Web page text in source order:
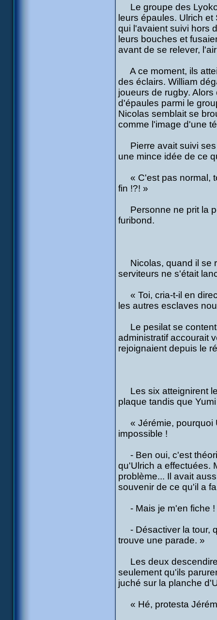
Le groupe des
leurs épaules. Ulrich
qui l'avaient suivi hors
leurs bouches et
avant de se relever,
A ce moment, ils
des éclairs. William
joueurs de rugby.
d'épaules parmi le
Nicolas semblait se
comme l'image d'une
Pierre avait suivi ses
une mince idée de ce
« C'est pas normal,
fin !?! »
Personne ne prit la
furibond.
Nicolas, quand il se
serviteurs ne s'était
« Toi, cria-t-il en
les autres esclaves
Le pesilat se
administratif accourait
rejoignaient depuis le
Les six atteignirent
plaque tandis que
« Jérémie, pourquoi
impossible !
- Ben oui, c'est
qu'Ulrich a effectuées.
problème... Il avait
souvenir de ce qu'il a
- Mais je m'en fiche !
- Désactiver la tour,
trouve une parade. »
Les deux
seulement qu'ils
juché sur la planche
« Hé, protesta